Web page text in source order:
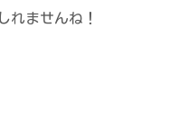
れませんね！